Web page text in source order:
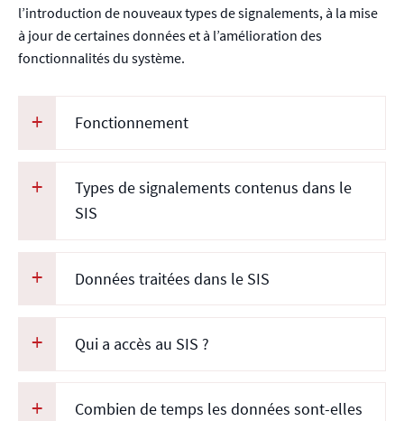
l’introduction de nouveaux types de signalements, à la mise
à jour de certaines données et à l’amélioration des
fonctionnalités du système.
Fonctionnement
Types de signalements contenus dans le
SIS
Données traitées dans le SIS
Qui a accès au SIS ?
Combien de temps les données sont-elles